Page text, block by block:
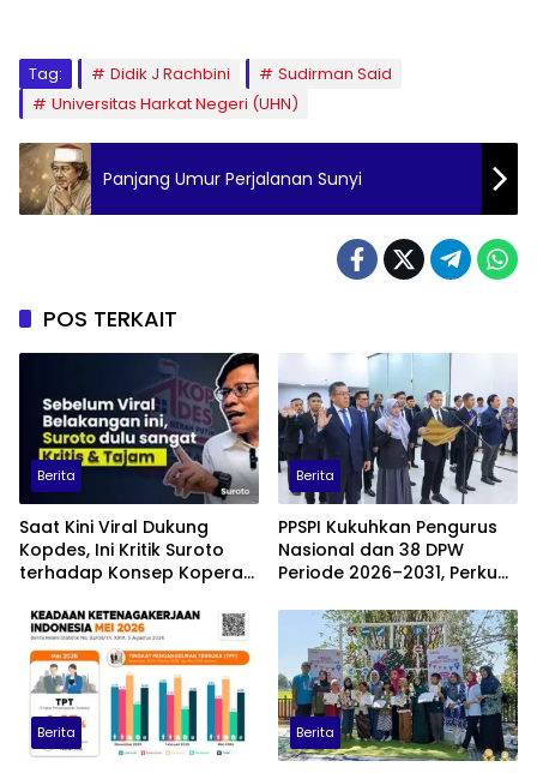
Tag: Didik J Rachbini
Sudirman Said
Universitas Harkat Negeri (UHN)
Panjang Umur Perjalanan Sunyi
POS TERKAIT
Berita
Saat Kini Viral Dukung
Kopdes, Ini Kritik Suroto
terhadap Konsep Koperasi
Berita
PPSPI Kukuhkan Pengurus
Nasional dan 38 DPW
Periode 2026–2031, Perkuat
Publik
Berita Berita